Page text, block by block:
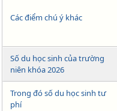
Các điểm chú ý khác
Số du học sinh của trường
niên khóa 2026
Trong đó số du học sinh tư
phí